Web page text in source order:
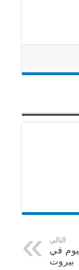
التالي
في
بيروت